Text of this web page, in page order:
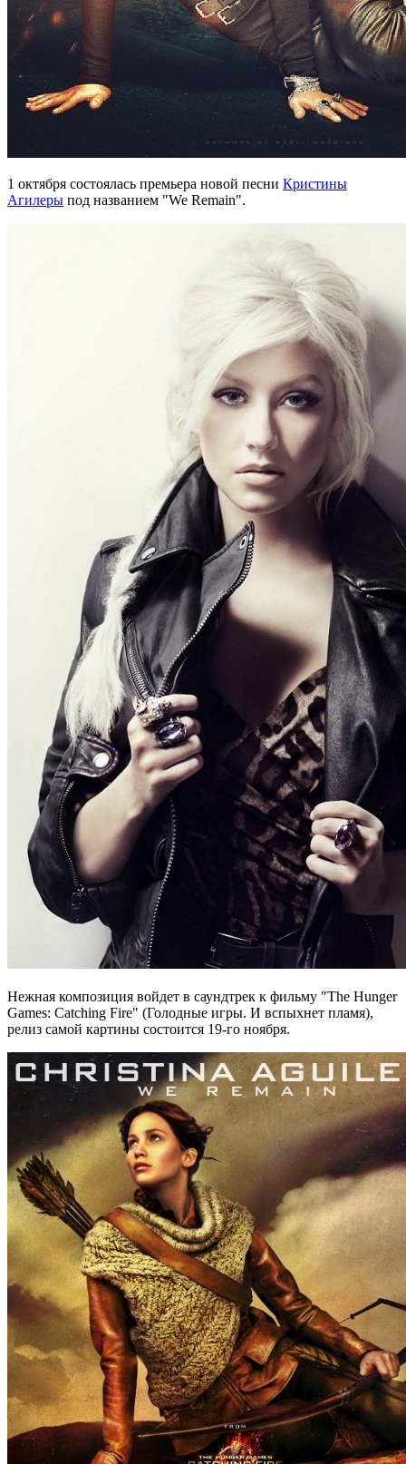
1 октября состоялась премьера новой песни Кристины
Агилеры под названием "We Remain".
Нежная композиция войдет в саундтрек к фильму "The Hunger
Games: Catching Fire" (Голодные игры. И вспыхнет пламя),
релиз самой картины состоится 19-го ноября.